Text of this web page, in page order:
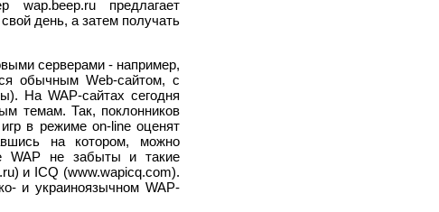
wap.beep.ru предлагает
день, а затем получать
серверами - например,
обычным Web-сайтом, с
На WAP-сайтах сегодня
темам. Так, поклонников
в режиме on-line оценят
на котором, можно
WAP не забыты и такие
и ICQ (www.wapicq.com).
и украиноязычном WAP-